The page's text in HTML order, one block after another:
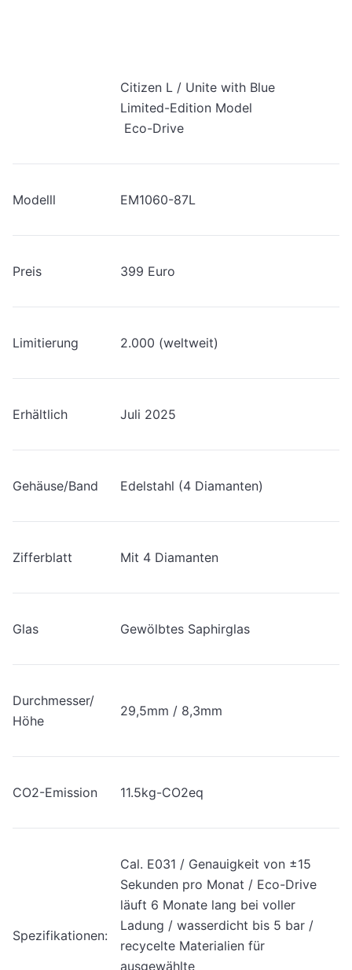
Citizen L / Unite with Blue
Limited-Edition Model
Eco-Drive
Modelll EM1060-87L
Preis 399 Euro
Limitierung 2.000 (weltweit)
Erhältlich Juli 2025
Gehäuse/Band Edelstahl (4 Diamanten)
Zifferblatt Mit 4 Diamanten
Glas Gewölbtes Saphirglas
Durchmesser/
Höhe
29,5mm / 8,3mm
CO2-Emission 11.5kg-CO2eq
Spezifikationen:
Cal. E031 / Genauigkeit von ±15
Sekunden pro Monat / Eco-Drive
läuft 6 Monate lang bei voller
Ladung / wasserdicht bis 5 bar /
recycelte Materialien für
ausgewählte